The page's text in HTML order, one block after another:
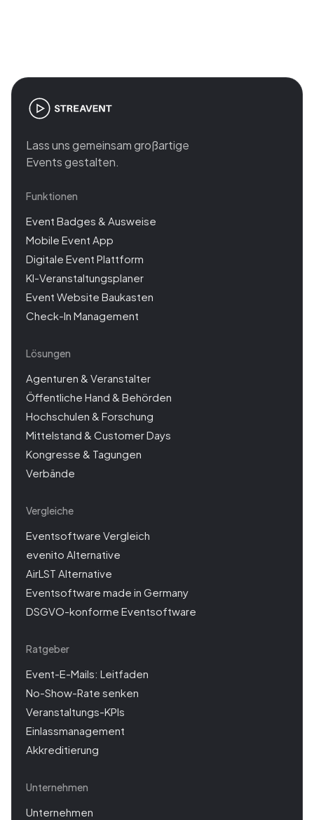
Lass uns gemeinsam großartige
Events gestalten.
Funktionen
Event Badges & Ausweise
Mobile Event App
Digitale Event Plattform
KI-Veranstaltungsplaner
Event Website Baukasten
Check-In Management
Lösungen
Agenturen & Veranstalter
Öffentliche Hand & Behörden
Hochschulen & Forschung
Mittelstand & Customer Days
Kongresse & Tagungen
Verbände
Vergleiche
Eventsoftware Vergleich
evenito Alternative
AirLST Alternative
Eventsoftware made in Germany
DSGVO-konforme Eventsoftware
Ratgeber
Event-E-Mails: Leitfaden
No-Show-Rate senken
Veranstaltungs-KPIs
Einlassmanagement
Akkreditierung
Unternehmen
Unternehmen